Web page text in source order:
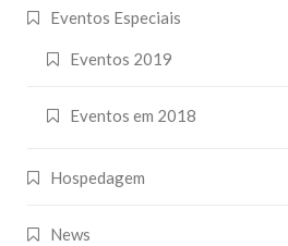
Eventos Especiais
Eventos 2019
Eventos em 2018
Hospedagem
News